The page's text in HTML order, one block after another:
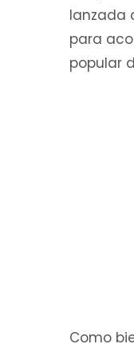
lanzada
para
popular
Como